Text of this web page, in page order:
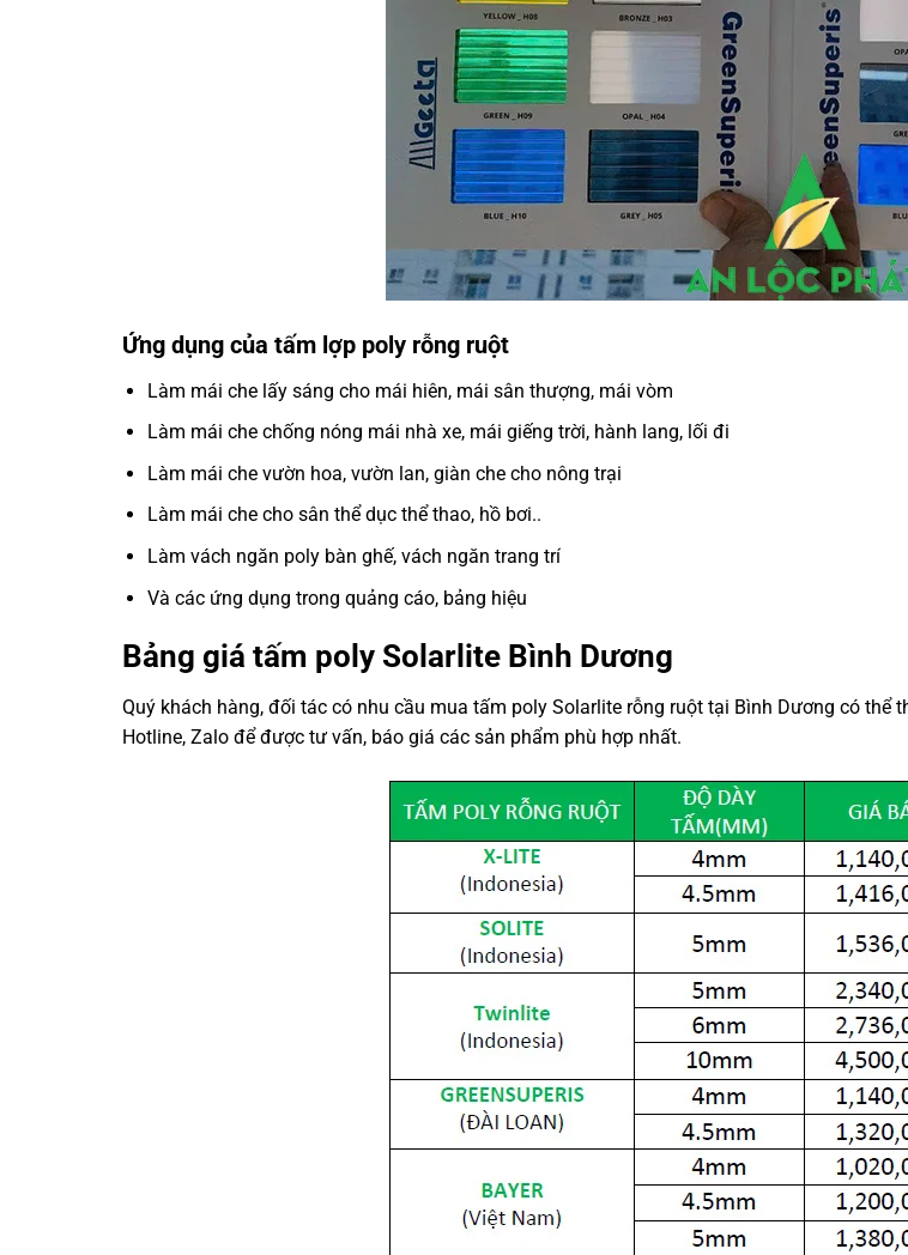
Ứng dụng của tấm lợp poly rỗng ruột
Làm mái che lấy sáng cho mái hiên, mái sân thượng, mái vòm
Làm mái che chống nóng mái nhà xe, mái giếng trời, hành lang, lối đi
Làm mái che vườn hoa, vườn lan, giàn che cho nông trại
Làm mái che cho sân thể dục thể thao, hồ bơi..
Làm vách ngăn poly bàn ghế, vách ngăn trang trí
Và các ứng dụng trong quảng cáo, bảng hiệu
Bảng giá tấm poly Solarlite Bình Dương
Quý khách hàng, đối tác có nhu cầu mua tấm poly Solarlite rỗng ruột tại Bình Dương có
Hotline, Zalo để được tư vấn, báo giá các sản phẩm phù hợp nhất.